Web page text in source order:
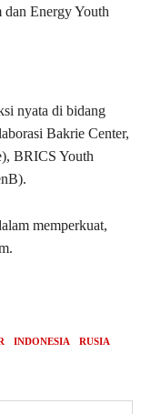
Energy Youth
nyata di bidang
Bakrie Center,
BRICS Youth
memperkuat,
INDONESIA
RUSIA